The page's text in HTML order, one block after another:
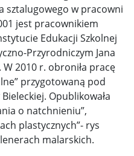
sztalugowego w pracowni
jest pracownikiem
Edukacji Szkolnej
Przyrodniczym Jana
2010 r. obroniła pracę
przygotowaną pod
Opublikowała
o natchnieniu”,
plastycznych”- rys
malarskich.